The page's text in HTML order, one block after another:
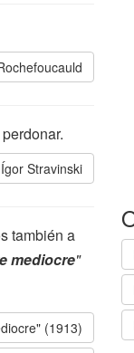
Stravinski
también a
mediocre"
(1913)